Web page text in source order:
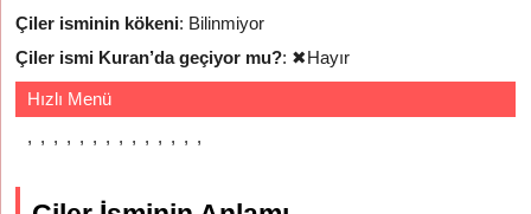
Çiler isminin kökeni: Bilinmiyor
Çiler ismi Kuran’da geçiyor mu?: ✖Hayır
Hızlı Menü